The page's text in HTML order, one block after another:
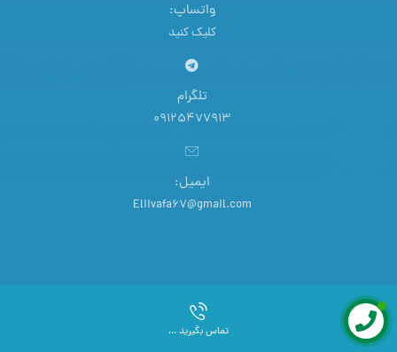
واتساپ:
کلیک کنید
تلگرام
09125477913
ایمیل:
Eliivafa67@gmail.com
تمامی حقوق این سایت برای ستیا صنعت محفوظ است.
تماس بگیرید ...